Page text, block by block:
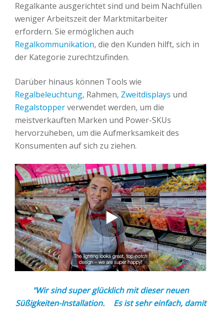
Regalkante ausgerichtet sind und beim Nachfüllen
weniger Arbeitszeit der Marktmitarbeiter
erfordern. Sie ermöglichen auch
Regalkommunikation, die den Kunden hilft, sich in
der Kategorie zurechtzufinden.
Darüber hinaus können Tools wie
Regalbeleuchtung, Rahmen, Zweitdisplays und
Regalstopperverwendet werden, um die
meistverkauften Marken und Power-SKUs
hervorzuheben, um die Aufmerksamkeit des
Konsumenten auf sich zu ziehen.
"Wir sind super glücklich mit dieser neuen
Süßigkeiten-Installation. Es ist sehr einfach, damit